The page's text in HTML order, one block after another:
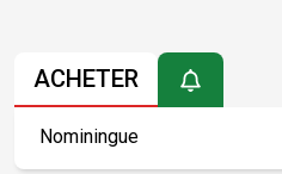
ACHETER